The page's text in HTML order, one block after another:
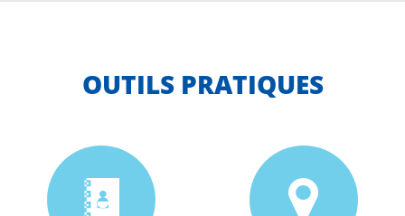
OUTILS PRATIQUES